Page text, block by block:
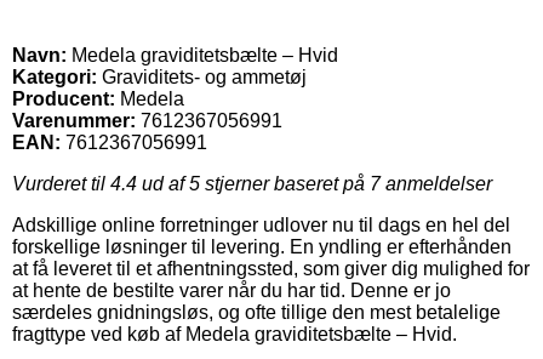
Navn: Medela graviditetsbælte – Hvid
Kategori: Graviditets- og ammetøj
Producent: Medela
Varenummer: 7612367056991
EAN: 7612367056991
Vurderet til 4.4 ud af 5 stjerner baseret på 7anmeldelser
Adskillige online forretninger udlover nu til dags en hel del
forskellige løsninger til levering. En yndling er efterhånden
at få leveret til et afhentningssted, som giver dig mulighed for
at hente de bestilte varer når du har tid. Denne er jo
særdeles gnidningsløs, og ofte tillige den mest betalelige
fragttype ved køb af Medela graviditetsbælte – Hvid.